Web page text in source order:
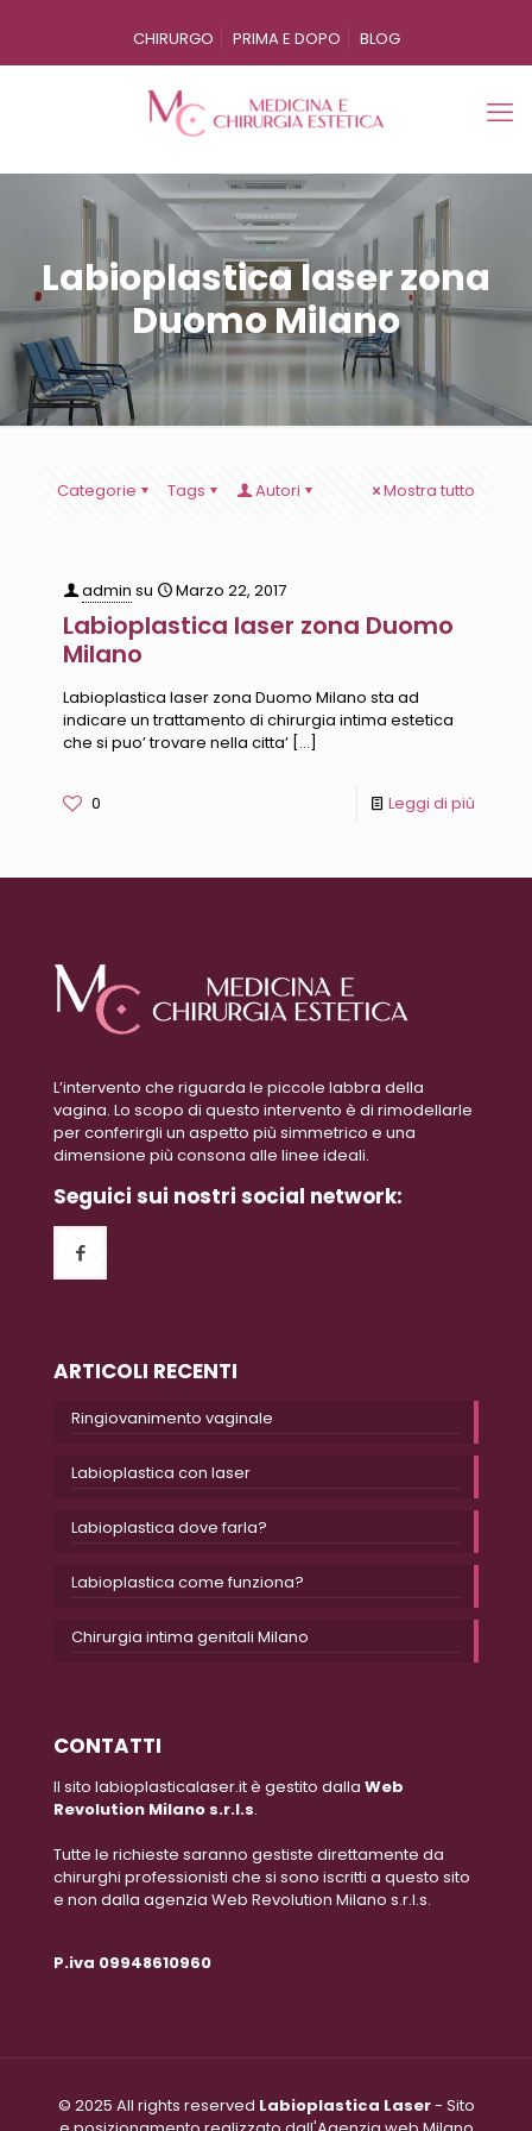
CHIRURGO PRIMA E DOPO BLOG
Labioplastica laser zona
Duomo Milano
Categorie Tags Autori Mostra tutto
admin su Marzo 22, 2017
Labioplastica laser zona Duomo
Milano
Labioplastica laser zona Duomo Milano sta ad
indicare un trattamento di chirurgia intima estetica
che si puo’ trovare nella citta’ […]
0 Leggi di più
L’intervento che riguarda le piccole labbra della
vagina. Lo scopo di questo intervento è di rimodellarle
per conferirgli un aspetto più simmetrico e una
dimensione più consona alle linee ideali.
Seguici sui nostri social network:
ARTICOLI RECENTI
Ringiovanimento vaginale
Labioplastica con laser
Labioplastica dove farla?
Labioplastica come funziona?
Chirurgia intima genitali Milano
CONTATTI
Il sito labioplasticalaser.it è gestito dalla Web
Revolution Milano s.r.l.s.
Tutte le richieste saranno gestiste direttamente da
chirurghi professionisti che si sono iscritti a questo sito
e non dalla agenzia Web Revolution Milano s.r.l.s.
P.iva 09948610960
© 2025 All rights reserved Labioplastica Laser- Sito